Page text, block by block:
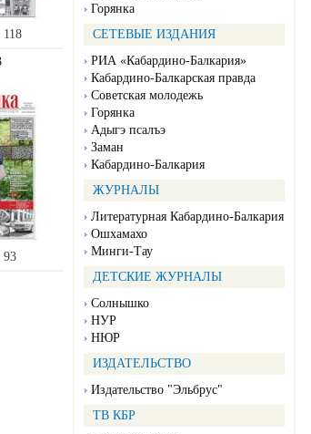
Горянка
СЕТЕВЫЕ ИЗДАНИЯ
РИА «Кабардино-Балкария»
Кабардино-Балкарская правда
Советская молодежь
Горянка
Адыгэ псалъэ
Заман
Кабардино-Балкария
ЖУРНАЛЫ
Литературная Кабардино-Балкария
Ошхамахо
Минги-Тау
ДЕТСКИЕ ЖУРНАЛЫ
Солнышко
НУР
НЮР
ИЗДАТЕЛЬСТВО
Издательство "Эльбрус"
ТВ КБР
93